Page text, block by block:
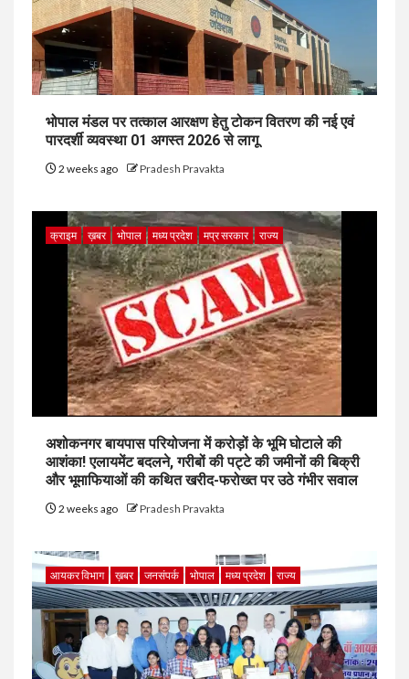
भोपाल मंडल पर तत्काल आरक्षण हेतु टोकन वितरण की नई एवं
पारदर्शी व्यवस्था 01 अगस्त 2026 से लागू
2 weeks ago Pradesh Pravakta
क्राइम ख़बर भोपाल मध्य प्रदेश मप्र सरकार राज्य
अशोकनगर बायपास परियोजना में करोड़ों के भूमि घोटाले की
आशंका! एलायमेंट बदलने, गरीबों की पट्टे की जमीनों की बिक्री
और भूमाफियाओं की कथित खरीद-फरोख्त पर उठे गंभीर सवाल
2 weeks ago Pradesh Pravakta
आयकर विभाग ख़बर जनसंपर्क भोपाल मध्य प्रदेश राज्य